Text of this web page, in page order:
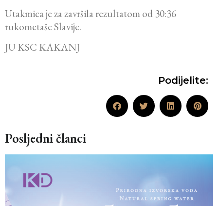
Utakmica je za završila rezultatom od 30:36
rukometaše Slavije.
JU KSC KAKANJ
Podijelite:
Posljedni članci